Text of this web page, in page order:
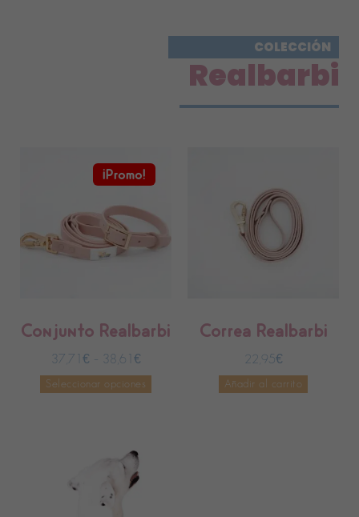
COLECCIÓN
Realbarbi
¡Promo!
Conjunto Realbarbi
37,71 € – 38,61 €
Seleccionar opciones
Correa Realbarbi
22,95€
Añadir al carrito